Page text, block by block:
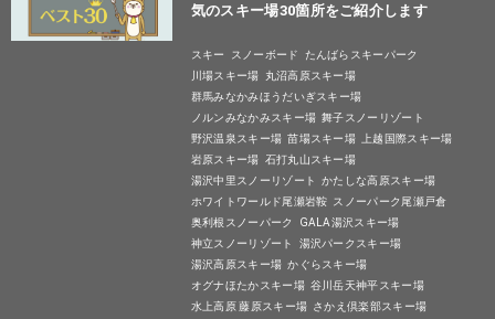
気のスキー場30箇所をご紹介します
スキー スノーボード
たんばらスキーパーク
川場スキー場
丸沼高原スキー場
群馬みなかみほうだいぎスキー場
ノルンみなかみスキー場 舞子スノーリゾート
野沢温泉スキー場 苗場スキー場
上越国際スキー場
岩原スキー場 石打丸山スキー場
湯沢中里スノーリゾート
かたしな高原スキー場
ホワイトワールド尾瀬岩鞍 スノーパーク尾瀬戸倉
奥利根スノーパーク
GALA湯沢スキー場
神立スノーリゾート
湯沢パークスキー場
湯沢高原スキー場 かぐらスキー場
オグナほたかスキー場 谷川岳天神平スキー場
水上高原 藤原スキー場 さかえ倶楽部スキー場